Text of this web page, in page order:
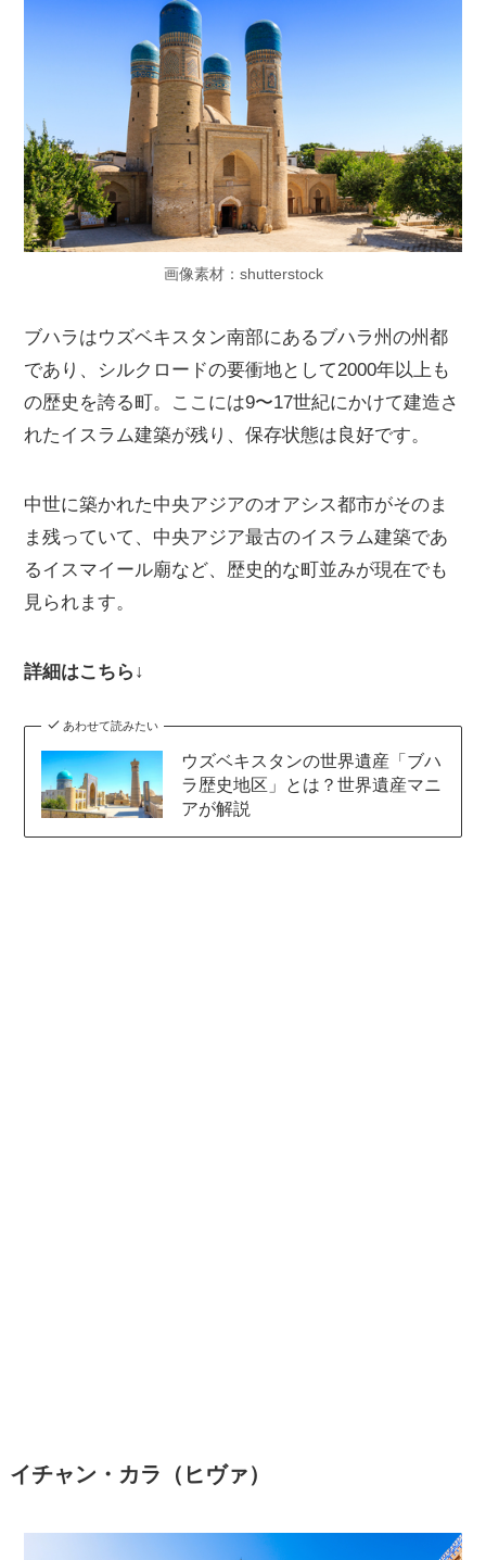
画像素材：shutterstock
ブハラはウズベキスタン南部にあるブハラ州の州都
であり、シルクロードの要衝地として2000年以上も
の歴史を誇る町。ここには9〜17世紀にかけて建造さ
れたイスラム建築が残り、保存状態は良好です。
中世に築かれた中央アジアのオアシス都市がそのま
ま残っていて、中央アジア最古のイスラム建築であ
るイスマイール廟など、歴史的な町並みが現在でも
見られます。
詳細はこちら↓
あわせて読みたい
ウズベキスタンの世界遺産「ブハ
ラ歴史地区」とは？世界遺産マニ
アが解説
イチャン・カラ（ヒヴァ）